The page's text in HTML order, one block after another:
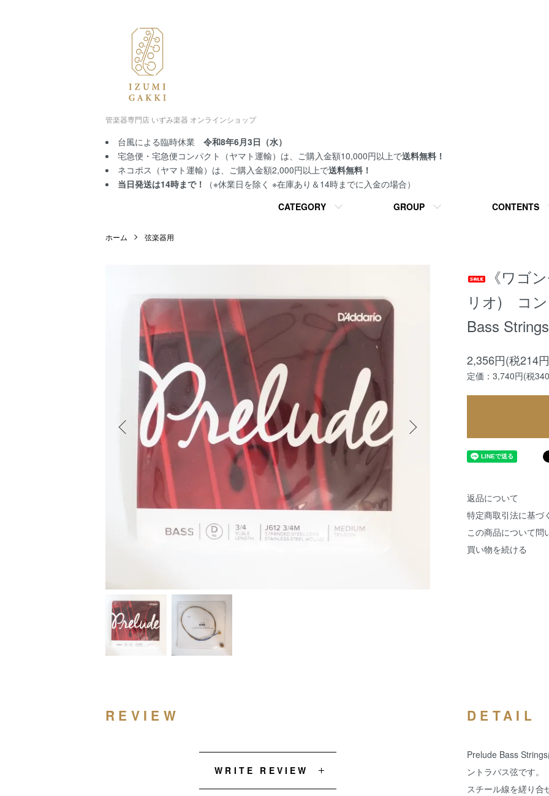
管楽器専門店 いずみ楽器 オンラインショップ
台風による臨時休業 令和8年6月3日（水）
宅急便・宅急便コンパクト（ヤマト運輸）は、ご購入金額10,000円以上で送料無料！
ネコポス（ヤマト運輸）は、ご購入金額2,000円以上で送料無料！
当日発送は14時まで！
（※休業日を除く ※在庫あり＆14時までに入金の場合）
CATEGORY GROUP CONTENTS
ホーム 弦楽器用
《ワゴ
リオ) コ
Bass
2,356円(税214
定価：3,740円(税
返品について
特定商取引法に基づ
この商品について問
買い物を続ける
DETAIL
Prelude Bass
ントラバス弦です。
スチール線を縒り合
REVIEW
WRITE REVIEW